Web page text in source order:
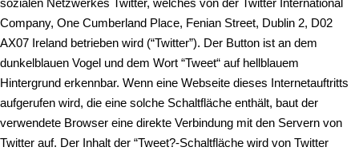
sozialen Netzwerkes Twitter, welches von der Twitter International
Company, One Cumberland Place, Fenian Street, Dublin 2, D02
AX07 Ireland betrieben wird (“Twitter”). Der Button ist an dem
dunkelblauen Vogel und dem Wort “Tweet“ auf hellblauem
Hintergrund erkennbar. Wenn eine Webseite dieses Internetauftritts
aufgerufen wird, die eine solche Schaltfläche enthält, baut der
verwendete Browser eine direkte Verbindung mit den Servern von
Twitter auf. Der Inhalt der “Tweet?-Schaltfläche wird von Twitter